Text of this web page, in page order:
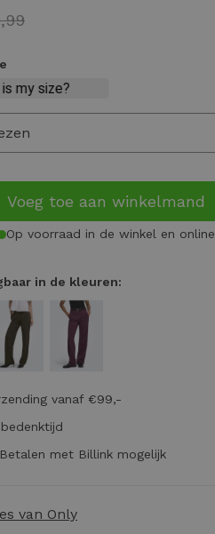
Voeg toe aan winkelmand
Op voorraad in de winkel en online
in de kleuren:
vanaf €99,-
met Billink mogelijk
van Only